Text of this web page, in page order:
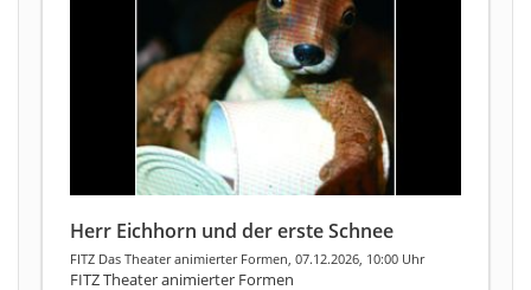
Herr Eichhorn und der erste Schnee
FITZ Das Theater animierter Formen, 07.12.2026, 10:00 Uhr
FITZ Theater animierter Formen